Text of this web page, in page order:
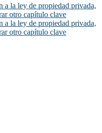
a la ley de propiedad privada,
otro capítulo clave
a la ley de propiedad privada,
otro capítulo clave